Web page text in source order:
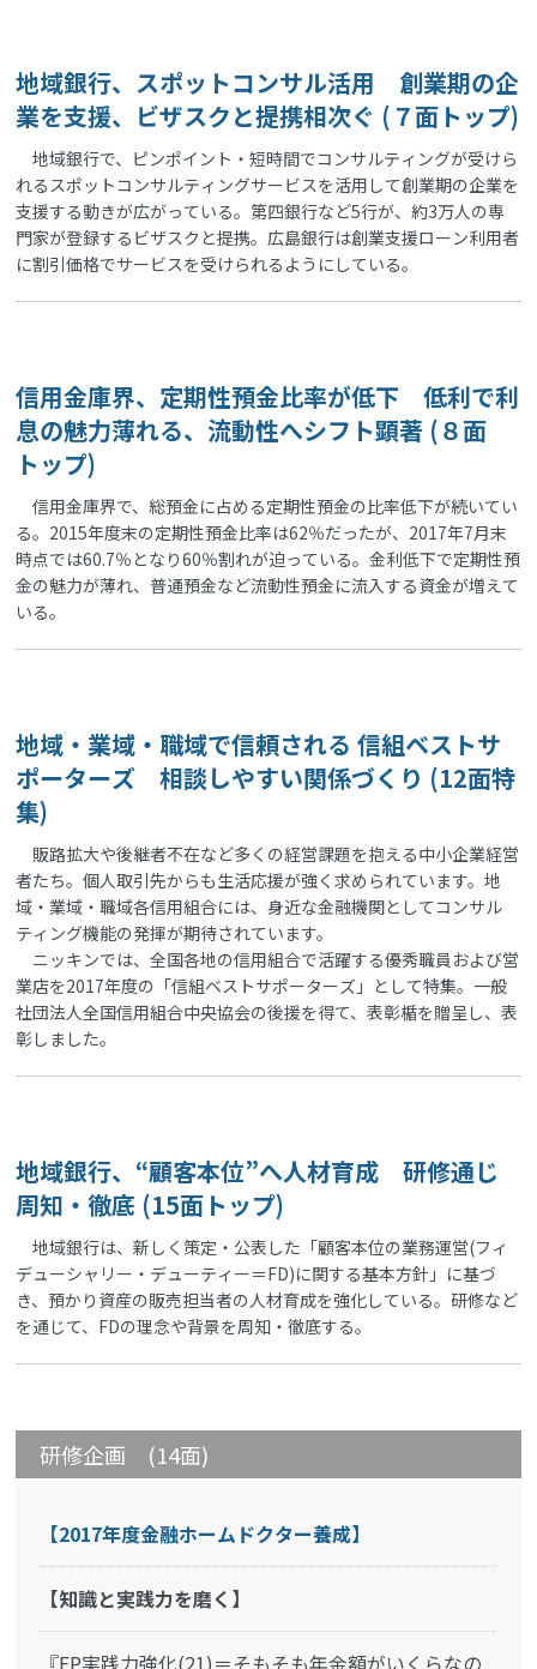
地域銀行、スポットコンサル活用 創業期の企
業を支援、ビザスクと提携相次ぐ (７面トップ)
地域銀行で、ピンポイント・短時間でコンサルティングが受けら
れるスポットコンサルティングサービスを活用して創業期の企業を
支援する動きが広がっている。第四銀行など5行が、約3万人の専
門家が登録するビザスクと提携。広島銀行は創業支援ローン利用者
に割引価格でサービスを受けられるようにしている。
信用金庫界、定期性預金比率が低下 低利で利
息の魅力薄れる、流動性へシフト顕著 (８面
トップ)
信用金庫界で、総預金に占める定期性預金の比率低下が続いてい
る。2015年度末の定期性預金比率は62％だったが、2017年7月末
時点では60.7％となり60％割れが迫っている。金利低下で定期性預
金の魅力が薄れ、普通預金など流動性預金に流入する資金が増えて
いる。
地域・業域・職域で信頼される 信組ベストサ
ポーターズ 相談しやすい関係づくり (12面特
集)
販路拡大や後継者不在など多くの経営課題を抱える中小企業経営
者たち。個人取引先からも生活応援が強く求められています。地
域・業域・職域各信用組合には、身近な金融機関としてコンサル
ティング機能の発揮が期待されています。
ニッキンでは、全国各地の信用組合で活躍する優秀職員および営
業店を2017年度の「信組ベストサポーターズ」として特集。一般
社団法人全国信用組合中央協会の後援を得て、表彰楯を贈呈し、表
彰しました。
地域銀行、“顧客本位”へ人材育成 研修通じ
周知・徹底 (15面トップ)
地域銀行は、新しく策定・公表した「顧客本位の業務運営(フィ
デューシャリー・デューティー＝FD)に関する基本方針」に基づ
き、預かり資産の販売担当者の人材育成を強化している。研修など
を通じて、FDの理念や背景を周知・徹底する。
研修企画 (14面)
【2017年度金融ホームドクター養成】
【知識と実践力を磨く】
『FP実践力強化(21)＝そもそも年金額がいくらなの